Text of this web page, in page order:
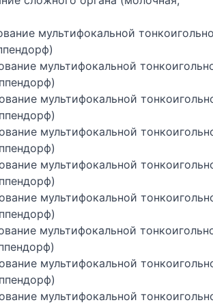
мультифокальной
мультифокальной
мультифокальной
мультифокальной
мультифокальной
мультифокальной
мультифокальной
мультифокальной
мультифокальной